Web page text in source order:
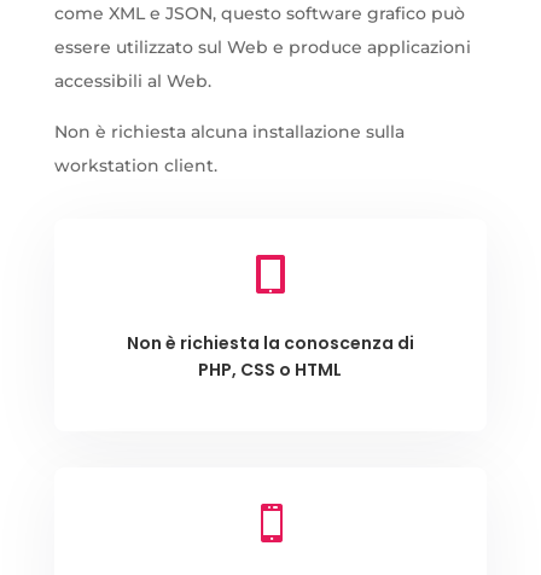
come XML e JSON, questo software grafico può
essere utilizzato sul Web e produce applicazioni
accessibili al Web.
Non è richiesta alcuna installazione sulla
workstation client.
Non è richiesta la conoscenza di
PHP, CSS o HTML
